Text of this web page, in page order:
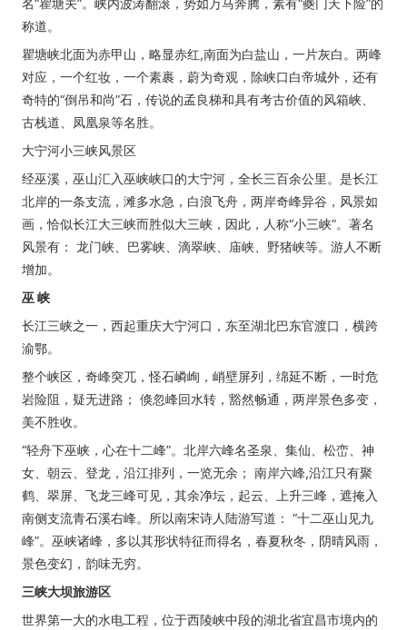
称道。
瞿塘峡北面为赤甲山，略显赤红,南面为白盐山，一片灰白。两峰
对应，一个红妆，一个素裹，蔚为奇观，除峡口白帝城外，还有
奇特的“倒吊和尚”石，传说的孟良梯和具有考古价值的风箱峡、
古栈道、凤凰泉等名胜。
大宁河小三峡风景区
经巫溪，巫山汇入巫峡峡口的大宁河，全长三百余公里。是长江
北岸的一条支流，滩多水急，白浪飞舟，两岸奇峰异谷，风景如
画，恰似长江大三峡而胜似大三峡，因此，人称“小三峡”。著名
风景有： 龙门峡、巴雾峡、滴翠峡、庙峡、野猪峡等。游人不断
增加。
巫 峡
长江三峡之一，西起重庆大宁河口，东至湖北巴东官渡口，横跨
渝鄂。
整个峡区，奇峰突兀，怪石嶙峋，峭壁屏列，绵延不断，一时危
岩险阻，疑无进路； 倏忽峰回水转，豁然畅通，两岸景色多变，
美不胜收。
“轻舟下巫峡，心在十二峰”。北岸六峰名圣泉、集仙、松峦、神
女、朝云、登龙，沿江排列，一览无余； 南岸六峰,沿江只有聚
鹤、翠屏、飞龙三峰可见，其余净坛，起云、上升三峰，遮掩入
南侧支流青石溪右峰。所以南宋诗人陆游写道： “十二巫山见九
峰”。巫峡诸峰，多以其形状特征而得名，春夏秋冬，阴晴风雨，
景色变幻，韵味无穷。
三峡大坝旅游区
世界第一大的水电工程，位于西陵峡中段的湖北省宜昌市境内的